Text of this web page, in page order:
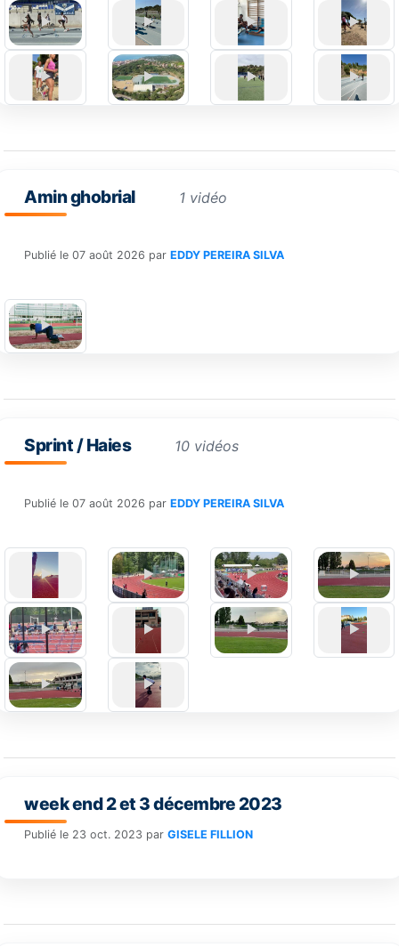
Amin ghobrial 1 vidéo
Publié le 07 août 2026 par EDDY PEREIRA SILVA
Sprint / Haies 10 vidéos
Publié le 07 août 2026 par EDDY PEREIRA SILVA
week end 2 et 3 décembre 2023
Publié le 23 oct. 2023 par GISELE FILLION